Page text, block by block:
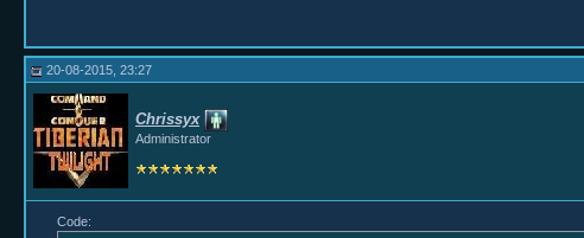
20-08-2015, 23:27
Chrissyx
Administrator
Code: